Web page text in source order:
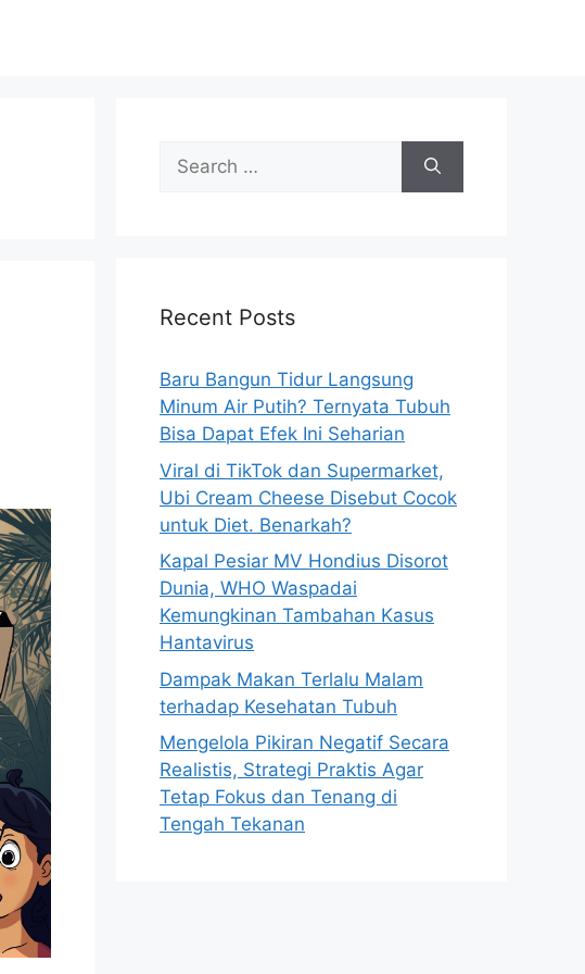
f
r
:
Recent Posts
Baru Bangun Tidur Langsung
Minum Air Putih? Ternyata Tubuh
Bisa Dapat Efek Ini Seharian
Viral di TikTok dan Supermarket,
Ubi Cream Cheese Disebut Cocok
untuk Diet. Benarkah?
Kapal Pesiar MV Hondius Disorot
Dunia, WHO Waspadai
Kemungkinan Tambahan Kasus
Hantavirus
Dampak Makan Terlalu Malam
terhadap Kesehatan Tubuh
Mengelola Pikiran Negatif Secara
Realistis, Strategi Praktis Agar
Tetap Fokus dan Tenang di
Tengah Tekanan